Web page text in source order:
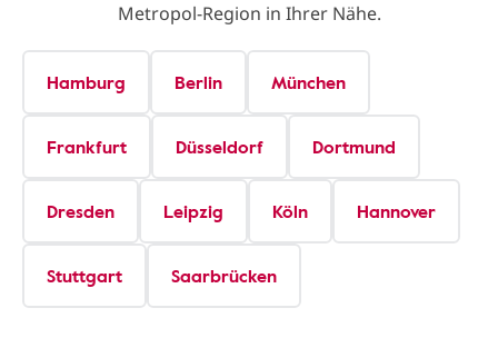
Metropol-Region in Ihrer Nähe.
Hamburg Berlin München
Frankfurt Düsseldorf Dortmund
Dresden Leipzig Köln Hannover
Stuttgart Saarbrücken